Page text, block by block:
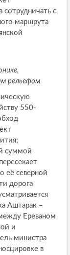
сотрудничать с
маршрута
рельефом
550-
суммой
её северной
дорога
Аштарак –
Ереваном
и
министра
в